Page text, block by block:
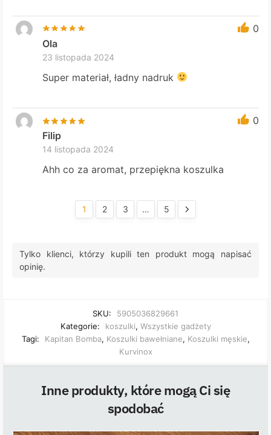
0
Ola
23 listopada 2024
Super materiał, ładny nadruk
0
Filip
14 listopada 2024
Ahh co za aromat, przepiękna koszulka
1 2 3 … 5
Tylko klienci, którzy kupili ten produkt mogą napisać
opinię.
SKU:
5905036829661
Kategorie:
koszulki, Wszystkie gadżety
Tagi:
Kapitan Bomba, Koszulki bawełniane, Koszulki męskie,
Kurvinox
Inne produkty, które mogą Ci się
spodobać